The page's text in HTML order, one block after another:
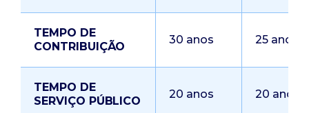
TEMPO DE
CONTRIBUIÇÃO
30 anos 25 anos
TEMPO DE
SERVIÇO PÚBLICO
20 anos 20 anos